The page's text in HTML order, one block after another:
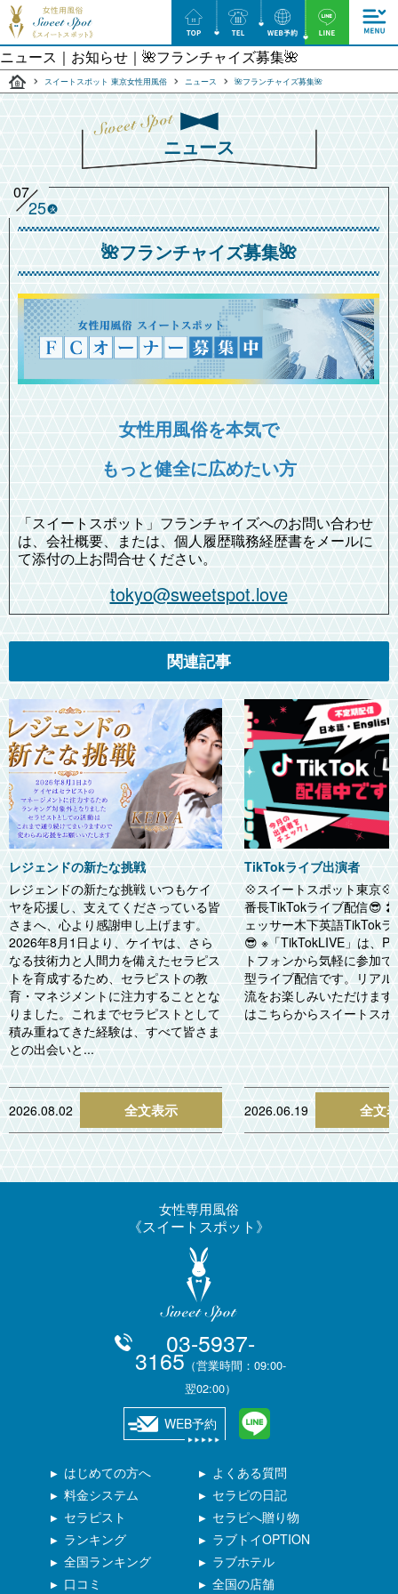
ニュース｜お知らせ｜🌺フランチャイズ募集🌺
スイートスポット 東京女性用風俗 ニュース 🌺フランチャイズ募集🌺
ニュース
07
25 火
🌺フランチャイズ募集🌺
女性用風俗を本気で
もっと健全に広めたい方
「スイートスポット」フランチャイズへのお問い合わせ
は、会社概要、または、個人履歴職務経歴書をメールに
て添付の上お問合せください。
tokyo@sweetspot.love
関連記事
レジェンドの新たな挑戦
レジェンドの新たな挑戦 いつもケイ
ヤを応援し、支えてくださっている皆
さまへ、心より感謝申し上げます。
2026年8月1日より、ケイヤは、さら
なる技術力と人間力を備えたセラピス
トを育成するため、セラピストの教
育・マネジメントに注力することとな
りました。これまでセラピストとして
積み重ねてきた経験は、すべて皆さま
との出会いと...
2026.08.02 全文表示
TikTokライブ出演者
💠スイートスポット東京💠
番長TikTokライブ配信😎
ェッサー木下英語TikTokラ
😎 ※「TikTokLIVE」は、
トフォンから気軽に参加
型ライブ配信です。リアル
流をお楽しみいただけます
はこちらからスイートスポ
2026.06.19 全文
女性専用風俗
スイートスポット
03-5937-
3165 （営業時間：09:00-
翌02:00）
WEB予約
はじめての方へ
ラブホテル
料金システム
全国の店舗
セラピスト
ランキング
よくある質問
全国ランキング
セラピの日記
口コミ
セラピへ贈り物
ラブトイOPTION